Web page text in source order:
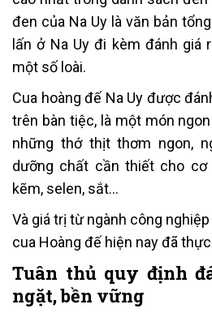
đen của Na Uy là văn bản
lấn ở Na Uy đi kèm đánh giá
một số loài.
Cua hoàng đế Na Uy được
trên bàn tiệc, là một món
những thớ thịt thơm ngon,
dưỡng chất cần thiết cho cơ
kẽm, selen, sắt…
Và giá trị từ ngành công
cua Hoàng đế hiện nay đã
Tuân thủ quy định
ngặt, bền vững